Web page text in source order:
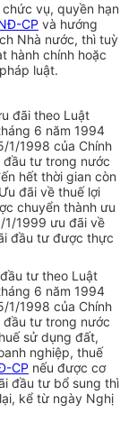
vụ, quyền hạn
CP và hướng
Nhà nước, thì tuỳ
hành chính hoặc
luật.
đãi theo Luật
6 năm 1994
1/1998 của Chính
đầu tư trong nước
hết thời gian còn
đãi về thuế lợi
chuyển thành ưu
1/1999 ưu đãi về
đầu tư được thực
tư theo Luật
6 năm 1994
1/1998 của Chính
đầu tư trong nước
sử dụng đất,
nghiệp, thuế
CP nếu được cơ
đầu tư bổ sung thì
kể từ ngày Nghị